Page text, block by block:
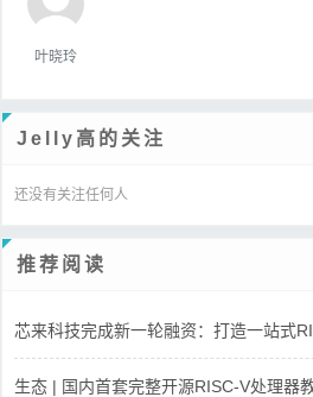
叶晓玲
Jelly高的关注
还没有关注任何人
推荐阅读
芯来科技完成新一轮融资：打造一站式
生态 | 国内首套完整开源RISC-V处理器